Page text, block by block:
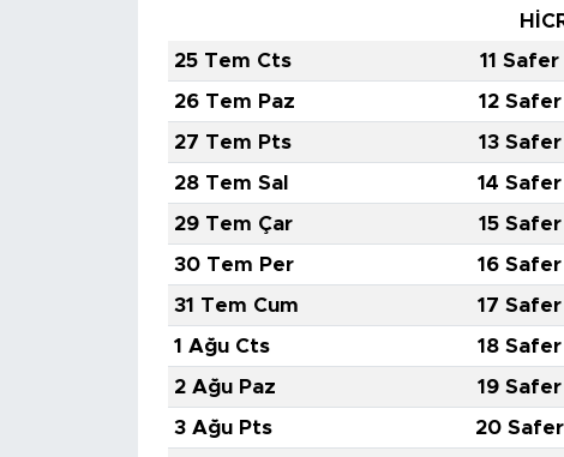
25 Tem Cts
11
26 Tem Paz
12
27 Tem Pts
13
28 Tem Sal
14
29 Tem Çar
15
30 Tem Per
16
31 Tem Cum
17
1 Ağu Cts
18
2 Ağu Paz
19
3 Ağu Pts
20